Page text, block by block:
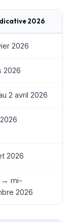
2026
2026
2026
2 avril 2026
2026
→ mi-
2026